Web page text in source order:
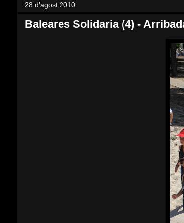
28 d’agost 2010
Baleares Solidaria (4) -